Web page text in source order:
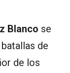
Blanco se
de
de los